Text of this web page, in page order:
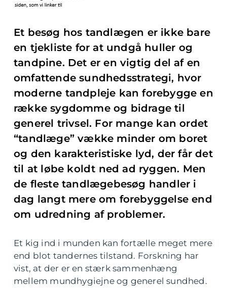
Et besøg hos tandlægen er ikke bare
en tjekliste for at undgå huller og
tandpine. Det er en vigtig del af en
omfattende sundhedsstrategi, hvor
moderne tandpleje kan forebygge en
række sygdomme og bidrage til
generel trivsel. For mange kan ordet
“tandlæge” vække minder om boret
og den karakteristiske lyd, der får det
til at løbe koldt ned ad ryggen. Men
de fleste tandlægebesøg handler i
dag langt mere om forebyggelse end
om udredning af problemer.
Et kig ind i munden kan fortælle meget mere
end blot tandernes tilstand. Forskning har
vist, at der er en stærk sammenhæng
mellem mundhygiejne og generel sundhed.